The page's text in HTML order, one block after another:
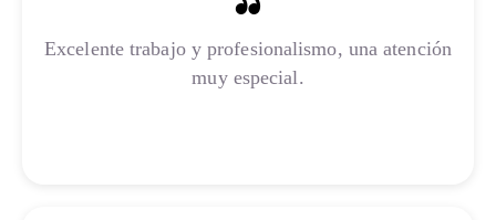
Excelente trabajo y profesionalismo, una atención
muy especial.